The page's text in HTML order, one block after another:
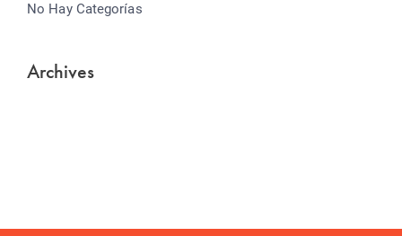
No Hay Categorías
Archives